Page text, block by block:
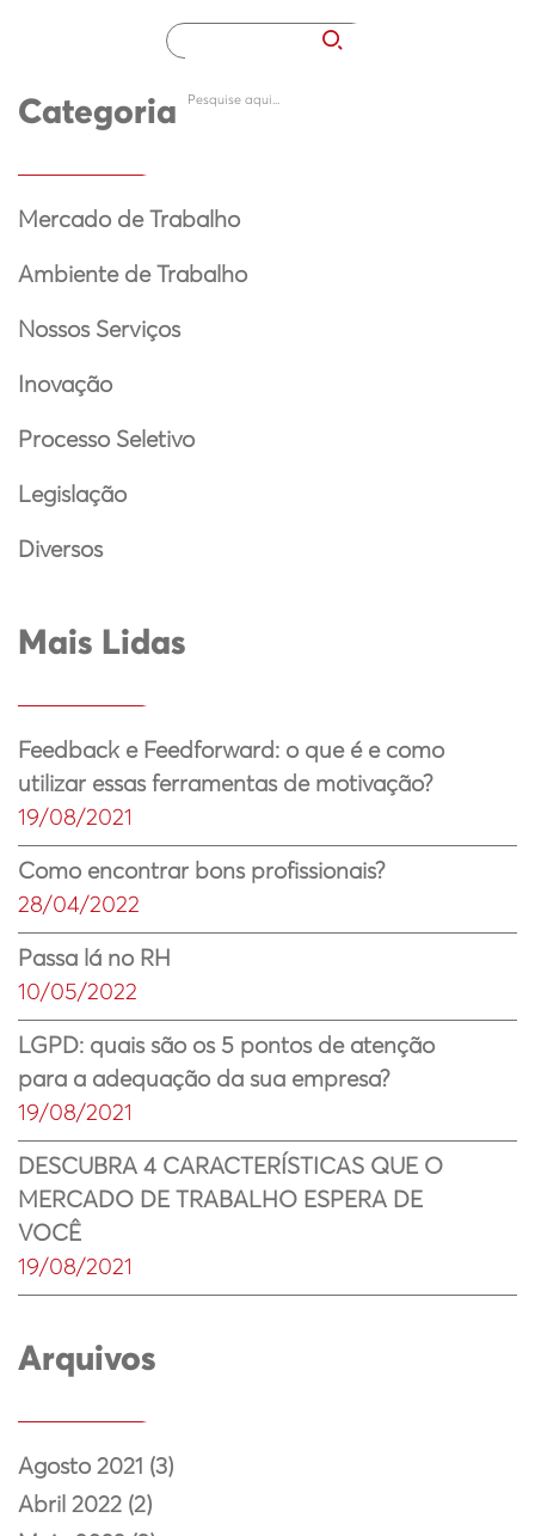
Categoria
Mercado de Trabalho
Ambiente de Trabalho
Nossos Serviços
Inovação
Processo Seletivo
Legislação
Diversos
Mais Lidas
Feedback e Feedforward: o que é e como
utilizar essas ferramentas de motivação?
19/08/2021
Como encontrar bons profissionais?
28/04/2022
Passa lá no RH
10/05/2022
LGPD: quais são os 5 pontos de atenção
para a adequação da sua empresa?
19/08/2021
DESCUBRA 4 CARACTERÍSTICAS QUE O
MERCADO DE TRABALHO ESPERA DE
VOCÊ
19/08/2021
Arquivos
Agosto 2021 (3)
Abril 2022 (2)